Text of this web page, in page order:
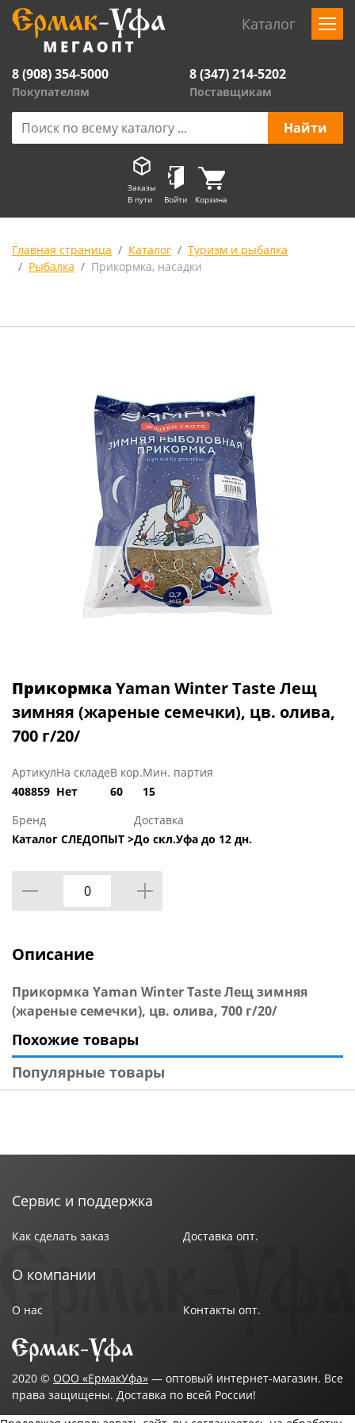
Каталог
8 (908) 354-5000
Покупателям
8 (347) 214-5202
Поставщикам
Заказы
В пути
Войти Корзина
Главная страница Каталог
Туризм и рыбалка
Рыбалка
Прикормка, насадки
ПрикормкаYaman Winter Taste Лещ
зимняя (жареные семечки), цв. олива,
700 г/20/
Артикул
408859
На складе
Нет
В кор.
60
Мин. партия
15
Бренд
Каталог СЛЕДОПЫТ >
Доставка
До скл.Уфа до 12 дн.
Описание
Прикормка Yaman Winter Taste Лещ зимняя
(жареные семечки), цв. олива, 700 г/20/
Похожие товары
Популярные товары
Сервис и поддержка
Как сделать заказ Доставка опт.
О компании
О нас Контакты опт.
2020 © ООО «ЕрмакУфа» — оптовый интернет-магазин. Все
права защищены. Доставка по всей России!